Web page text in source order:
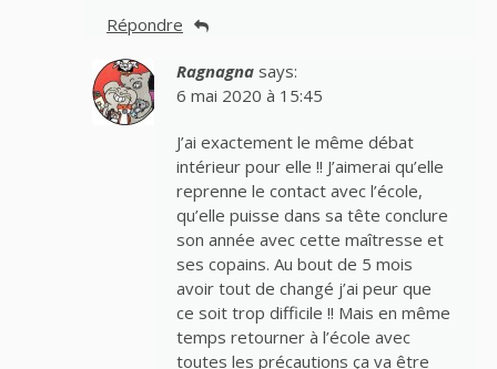
Répondre
Ragnagna says:
6 mai 2020 à 15:45
J’ai exactement le même débat
intérieur pour elle !! J’aimerai qu’elle
reprenne le contact avec l’école,
qu’elle puisse dans sa tête conclure
son année avec cette maîtresse et
ses copains. Au bout de 5 mois
avoir tout de changé j’ai peur que
ce soit trop difficile !! Mais en même
temps retourner à l’école avec
toutes les précautions ça va être